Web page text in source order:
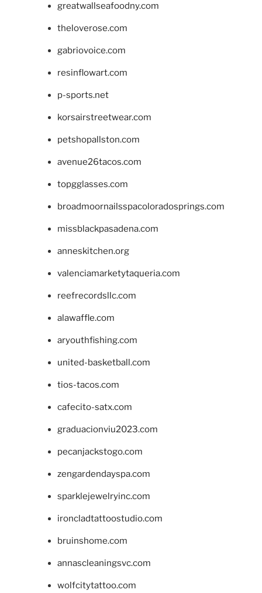
greatwallseafoodny.com
theloverose.com
gabriovoice.com
resinflowart.com
p-sports.net
korsairstreetwear.com
petshopallston.com
avenue26tacos.com
topgglasses.com
broadmoornailsspacoloradosprings.com
missblackpasadena.com
anneskitchen.org
valenciamarketytaqueria.com
reefrecordsllc.com
alawaffle.com
aryouthfishing.com
united-basketball.com
tios-tacos.com
cafecito-satx.com
graduacionviu2023.com
pecanjackstogo.com
zengardendayspa.com
sparklejewelryinc.com
ironcladtattoostudio.com
bruinshome.com
annascleaningsvc.com
wolfcitytattoo.com